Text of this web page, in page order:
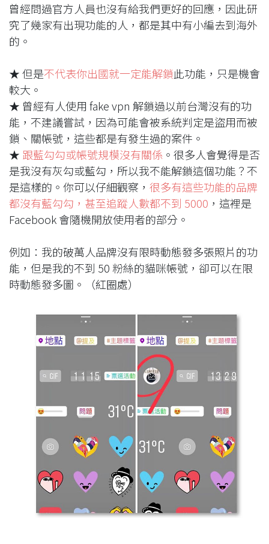
曾經問過官方人員也沒有給我們更好的回應，因此研
究了幾家有出現功能的人，都是其中有小編去到海外
的。
★ 但是不代表你出國就一定能解鎖此功能，只是機會
較大。
★ 曾經有人使用 fake vpn 解鎖過以前台灣沒有的功
能，不建議嘗試，因為可能會被系統判定是盜用而被
鎖、關帳號，這些都是有發生過的案件。
★ 跟藍勾勾或帳號規模沒有關係 。很多人會覺得是否
是我沒有灰勾或藍勾，所以我不能解鎖這個功能？不
是這樣的。你可以仔細觀察， 很多有這些功能的品牌
都沒有藍勾勾，甚至追蹤人數都不到 5000 ，這裡是
Facebook 會隨機開放使用者的部分。
例如：我的破萬人品牌沒有限時動態發多張照片的功
能，但是我的不到 50 粉絲的貓咪帳號，卻可以在限
時動態發多圖。（紅圈處）